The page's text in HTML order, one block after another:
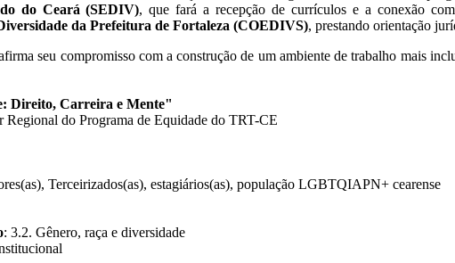
do Ceará (SEDIV), que fará a recepção de currículos e a conexão
da Prefeitura de Fortaleza (COEDIVS), prestando orientação
seu compromisso com a construção de um ambiente de trabalho mais
Direito, Carreira e Mente"
Regional do Programa de Equidade do TRT-CE
Terceirizados(as), estagiários(as), população LGBTQIAPN+ cearense
: 3.2. Gênero, raça e diversidade